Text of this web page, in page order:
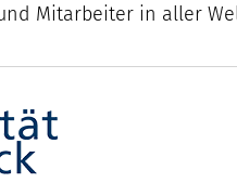
Mitarbeiter in aller